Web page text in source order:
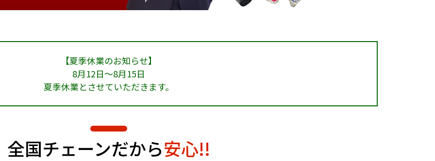
【夏季休業のお知らせ】
8月12日～8月15日
夏季休業とさせていただきます。
全国チェーンだから安心!!